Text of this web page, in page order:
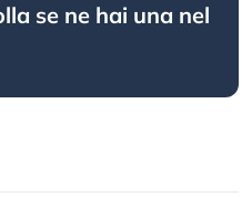
se ne hai una nel